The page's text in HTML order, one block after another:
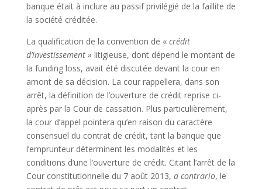
banque était à inclure au passif privilégié de la faillite de
la société créditée.
La qualification de la convention de « crédit
d’investissement » litigieuse, dont dépend le montant de
la funding loss, avait été discutée devant la cour en
amont de sa décision. La cour rappellera, dans son
arrêt, la définition de l’ouverture de crédit reprise ci-
après par la Cour de cassation. Plus particulièrement,
la cour d’appel pointera qu’en raison du caractère
consensuel du contrat de crédit, tant la banque que
l’emprunteur déterminent les modalités et les
conditions d’une l’ouverture de crédit. Citant l’arrêt de la
Cour constitutionnelle du 7 août 2013, a contrario, le